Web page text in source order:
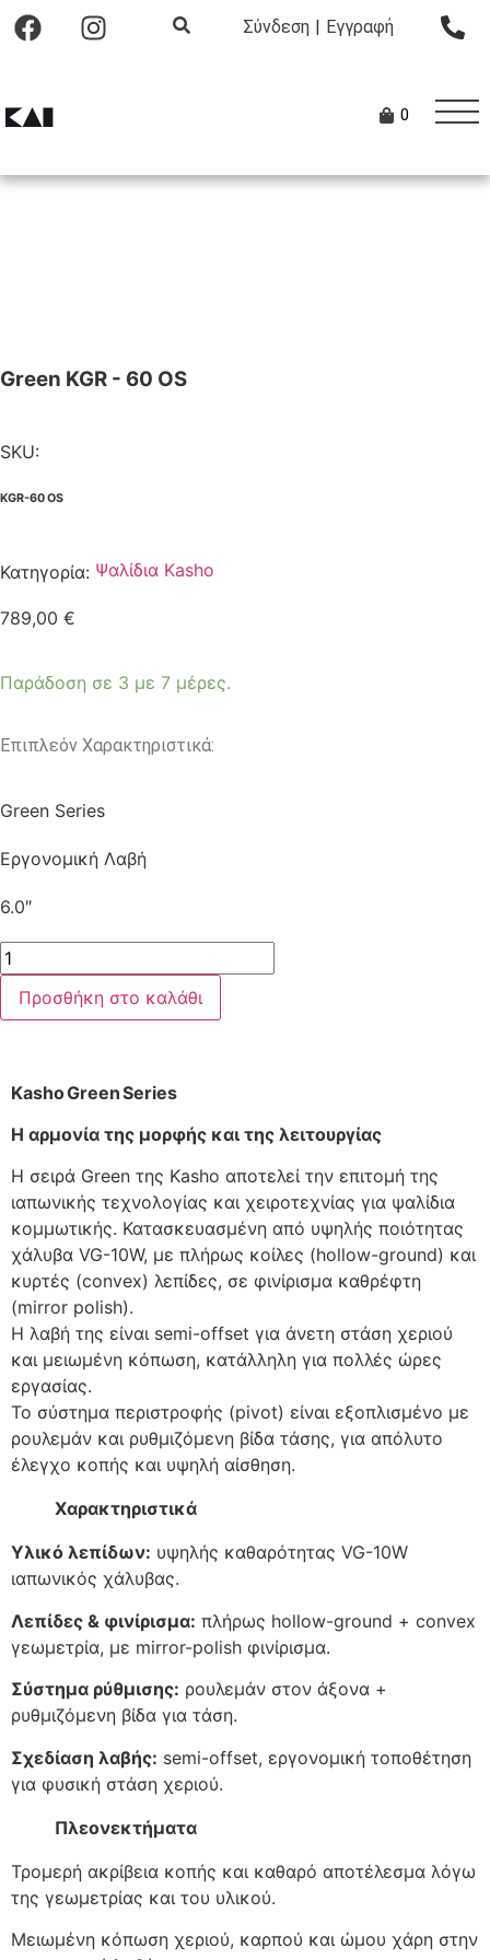
Σύνδεση | Εγγραφή
0
Green KGR - 60 OS
SKU:
KGR-60 OS
Κατηγορία: Ψαλίδια Kasho
789,00 €
Παράδοση σε 3 με 7 μέρες.
Επιπλεόν Χαρακτηριστικά:
Green Series
Εργονομική Λαβή
6.0″
Προσθήκη στο καλάθι
Kasho Green Series
Η αρμονία της μορφής και της λειτουργίας
Η σειρά Green της Kasho αποτελεί την επιτομή της
ιαπωνικής τεχνολογίας και χειροτεχνίας για ψαλίδια
κομμωτικής. Κατασκευασμένη από υψηλής ποιότητας
χάλυβα VG-10W, με πλήρως κοίλες (hollow-ground) και
κυρτές (convex) λεπίδες, σε φινίρισμα καθρέφτη
(mirror polish).
Η λαβή της είναι semi-offset για άνετη στάση χεριού
και μειωμένη κόπωση, κατάλληλη για πολλές ώρες
εργασίας.
Το σύστημα περιστροφής (pivot) είναι εξοπλισμένο με
ρουλεμάν και ρυθμιζόμενη βίδα τάσης, για απόλυτο
έλεγχο κοπής και υψηλή αίσθηση.
Χαρακτηριστικά
Υλικό λεπίδων: υψηλής καθαρότητας VG-10W
ιαπωνικός χάλυβας.
Λεπίδες & φινίρισμα: πλήρως hollow-ground + convex
γεωμετρία, με mirror-polish φινίρισμα.
Σύστημα ρύθμισης: ρουλεμάν στον άξονα +
ρυθμιζόμενη βίδα για τάση.
Σχεδίαση λαβής: semi-offset, εργονομική τοποθέτηση
για φυσική στάση χεριού.
Πλεονεκτήματα
Τρομερή ακρίβεια κοπής και καθαρό αποτέλεσμα λόγω
της γεωμετρίας και του υλικού.
Μειωμένη κόπωση χεριού, καρπού και ώμου χάρη στην